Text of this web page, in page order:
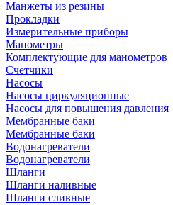
Манжеты из резины
Прокладки
Измерительные приборы
Манометры
Комплектующие для манометров
Счетчики
Насосы
Насосы циркуляционные
Насосы для повышения давления
Мембранные баки
Мембранные баки
Водонагреватели
Водонагреватели
Шланги
Шланги наливные
Шланги сливные